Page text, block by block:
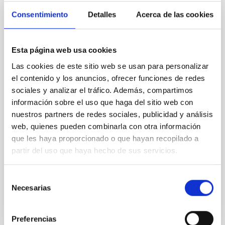
Consentimiento Detalles Acerca de las cookies
Esta página web usa cookies
Las cookies de este sitio web se usan para personalizar
el contenido y los anuncios, ofrecer funciones de redes
sociales y analizar el tráfico. Además, compartimos
información sobre el uso que haga del sitio web con
nuestros partners de redes sociales, publicidad y análisis
web, quienes pueden combinarla con otra información
que les haya proporcionado o que hayan recopilado a
partir del uso que haya hecho de sus servicios.
Necesarias
Preferencias
Estudiantes de Física de la ULL
los próximos días 9 y 10 de abril la visita de dos
Física en 2012, y F. Duncan Haldane, Premio Nobel de
Física en 2016. Ambos científicos han sido invitados a
participar en el XVIII Congreso de Estudiantes de
Física (COEFIS), organizado por alumnos y alumnas
de la Universidad de La Laguna , y pronunciarán una
conferencia cada uno en el Aula del IAC a partir de
las 10.30 horas. Además de la ULL, donde se celebra
el congreso, la visita de ambos laureados ha sido
posible gracias a la